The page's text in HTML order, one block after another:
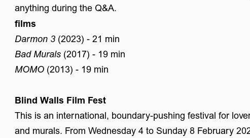
anything during the Q&A.
films
Darmon 3(2023) - 21 min
Bad Murals(2017) - 19 min
MOMO(2013) - 19 min
Blind Walls Film Fest
This is an international, boundary-pushing festival for
and murals. From Wednesday 4 to Sunday 8 February